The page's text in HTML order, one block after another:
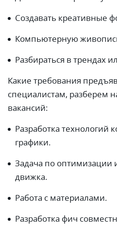
Создавать креативные
Компьютерную
Разбираться в трендах
Какие требования
специалистам, разберем
вакансий:
Разработка технологий
графики.
Задача по оптимизации
движка.
Работа с материалами.
Разработка фич